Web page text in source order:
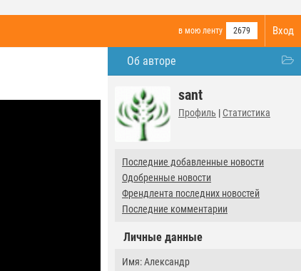
Вход
в мою ленту 2679
Об авторе
sant
Профиль | Статистика
Последние добавленные новости
Одобренные новости
Френдлента последних новостей
Последние комментарии
Личные данные
Имя: Александр